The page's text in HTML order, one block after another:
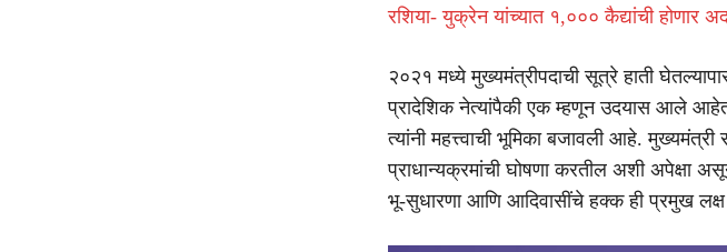
रशिया- युक्रेन यांच्यात १,००० कैद्यांची होणार
२०२१ मध्ये मुख्यमंत्रीपदाची सूत्रे हाती
प्रादेशिक नेत्यांपैकी एक म्हणून उदयास आले आहेत
त्यांनी महत्त्वाची भूमिका बजावली आहे. मुख्यमंत्री
प्राधान्यक्रमांची घोषणा करतील अशी अपेक्षा
भू-सुधारणा आणि आदिवासींचे हक्क ही प्रमुख